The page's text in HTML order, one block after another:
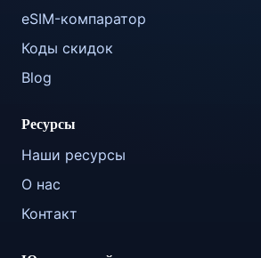
eSIM-компаратор
Коды скидок
Blog
Ресурсы
Наши ресурсы
О нас
Контакт